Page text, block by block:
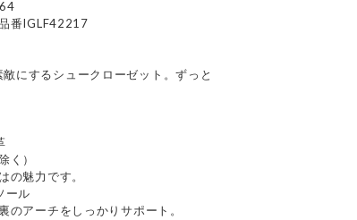
番IGLF42217
にするシュークローゼット。ずっと
く）
の魅力です。
ール
のアーチをしっかりサポート。